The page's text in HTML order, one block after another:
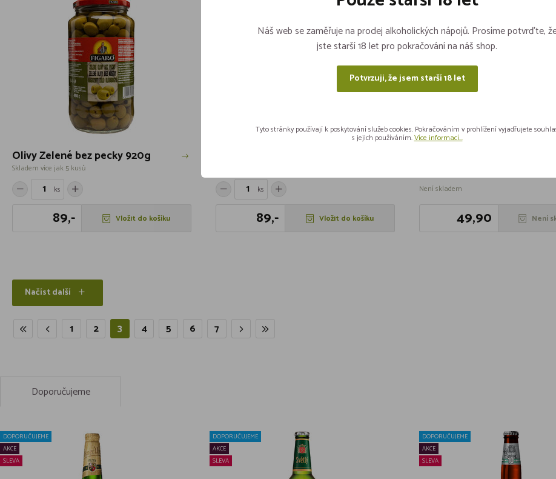
Olivy Zelené bez pecky 920g
Skladem více jak 5 kusů
ks
89,- Vložit do košíku
ks
89,- Vložit do košíku
Není skladem
49,90 Není
Načíst další
1 2 3 4 5 6 7
Doporučujeme
DOPORUČUJEME
AKCE
SLEVA
DOPORUČUJEME
AKCE
SLEVA
DOPORUČUJEME
AKCE
SLEVA
Náš web se zaměřuje na prodej alkoholických nápojů. Prosíme potvrďte,
jste starší 18 let pro pokračování na náš shop.
Potvrzuji, že jsem starší 18 let
Tyto stránky používají k poskytování služeb cookies. Pokračováním v prohlížení vyjadřujete
s jejich používáním.Více informací...